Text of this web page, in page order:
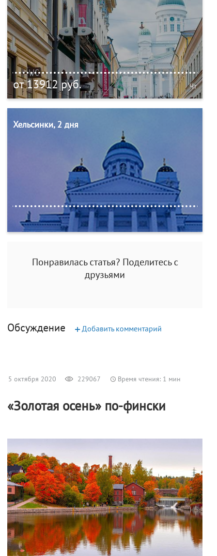
от 13912 руб. Чт
Хельсинки, 2 дня
Понравилась статья? Поделитесь с
друзьями
Обсуждение +Добавить комментарий
5 октября 2020 229067 Время чтения: 1 мин
«Золотая осень» по-фински